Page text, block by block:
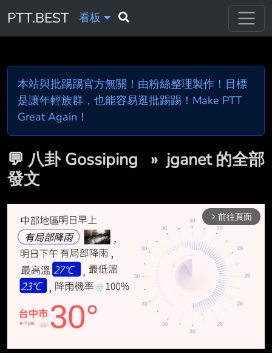
PTT.BEST 看板
本站與批踢踢官方無關！由粉絲整理製作！目標
是讓年輕族群，也能容易逛批踢踢！Make PTT
Great Again！
💬 八卦 Gossiping » jganet 的全部
發文
arrow_forward_ios 前往頁面